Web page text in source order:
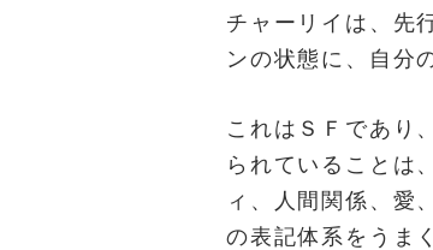
チャーリイは、先
ンの状態に、自分
これはＳＦであり
られていることは
ィ、人間関係、愛
の表記体系をうま